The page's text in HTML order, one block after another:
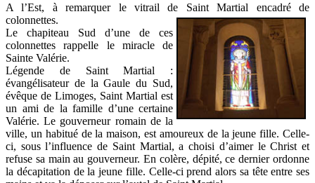
A l’Est, à remarquer le vitrail de Saint Martial encadré de
colonnettes.
Le chapiteau Sud d’une de ces
colonnettes rappelle le miracle de
Sainte Valérie.
Légende de Saint Martial :
évangélisateur de la Gaule du Sud,
évêque de Limoges, Saint Martial est
un ami de la famille d’une certaine
Valérie. Le gouverneur romain de la
ville, un habitué de la maison, est amoureux de la jeune fille. Celle-
ci, sous l’influence de Saint Martial, a choisi d’aimer le Christ et
refuse sa main au gouverneur. En colère, dépité, ce dernier ordonne
la décapitation de la jeune fille. Celle-ci prend alors sa tête entre ses